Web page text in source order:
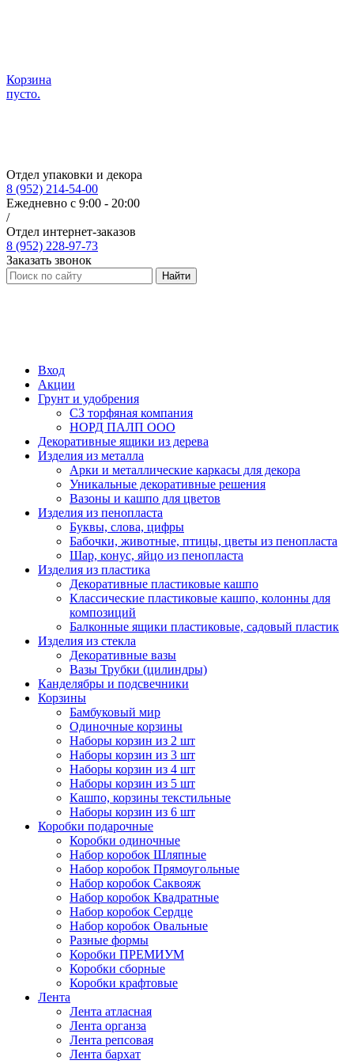
Корзина
пусто.
Отдел упаковки и декора
8 (952) 214-54-00
Ежедневно с 9:00 - 20:00
/
Отдел интернет-заказов
8 (952) 228-97-73
Заказать звонок
Найти
Вход
Акции
Грунт и удобрения
СЗ торфяная компания
НОРД ПАЛП ООО
Декоративные ящики из дерева
Изделия из металла
Арки и металлические каркасы для декора
Уникальные декоративные решения
Вазоны и кашпо для цветов
Изделия из пенопласта
Буквы, слова, цифры
Бабочки, животные, птицы, цветы из пенопласта
Шар, конус, яйцо из пенопласта
Изделия из пластика
Декоративные пластиковые кашпо
Классические пластиковые кашпо, колонны для
композиций
Балконные ящики пластиковые, садовый пластик
Изделия из стекла
Декоративные вазы
Вазы Трубки (цилиндры)
Канделябры и подсвечники
Корзины
Бамбуковый мир
Одиночные корзины
Наборы корзин из 2 шт
Наборы корзин из 3 шт
Наборы корзин из 4 шт
Наборы корзин из 5 шт
Кашпо, корзины текстильные
Наборы корзин из 6 шт
Коробки подарочные
Коробки одиночные
Набор коробок Шляпные
Набор коробок Прямоугольные
Набор коробок Саквояж
Набор коробок Квадратные
Набор коробок Сердце
Набор коробок Овальные
Разные формы
Коробки ПРЕМИУМ
Коробки сборные
Коробки крафтовые
Лента
Лента атласная
Лента органза
Лента репсовая
Лента бархат